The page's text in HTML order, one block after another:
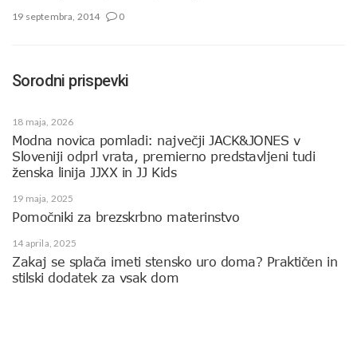
19 septembra, 2014 0
Sorodni prispevki
18 maja, 2026
Modna novica pomladi: največji JACK&JONES v
Sloveniji odprl vrata, premierno predstavljeni tudi
ženska linija JJXX in JJ Kids
19 maja, 2025
Pomočniki za brezskrbno materinstvo
14 aprila, 2025
Zakaj se splača imeti stensko uro doma? Praktičen in
stilski dodatek za vsak dom